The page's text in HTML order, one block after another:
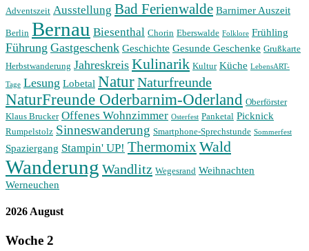
Adventszeit Ausstellung Bad Ferienwalde Barnimer Auszeit
Berlin Bernau Biesenthal Chorin Eberswalde Folklore Frühling
Führung Gastgeschenk Geschichte Gesunde Geschenke Grußkarte
Herbstwanderung Jahreskreis Kulinarik Kultur Küche LebensART-
Tage Lesung Lobetal NaturNaturfreunde
NaturFreunde Oderbarnim-Oderland Oberförster
Klaus Brucker Offenes Wohnzimmer Osterfest Panketal Picknick
Rumpelstolz Sinneswanderung Smartphone-Sprechstunde Sommerfest
Spaziergang Stampin' UP! ThermomixWald
Wanderung Wandlitz Wegesrand Weihnachten
Werneuchen
2026 August
Woche 2